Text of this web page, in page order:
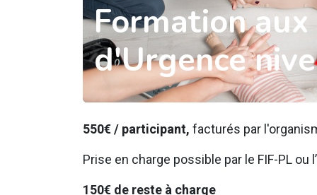
Formation
d'Urgence
550€ / participant, facturés par
Prise en charge possible par le FIF-PL ou
150€ de reste à charge